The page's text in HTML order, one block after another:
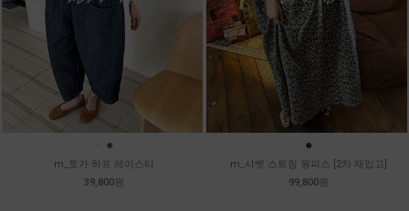
●
m_토가 하프 레이스티
39,800원
●
m_샤벳 스트링 원피스 [2차 재입고]
99,800원